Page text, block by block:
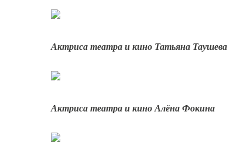
Актриса театра и кино Татьяна Таушева
Актриса театра и кино Алёна Фокина